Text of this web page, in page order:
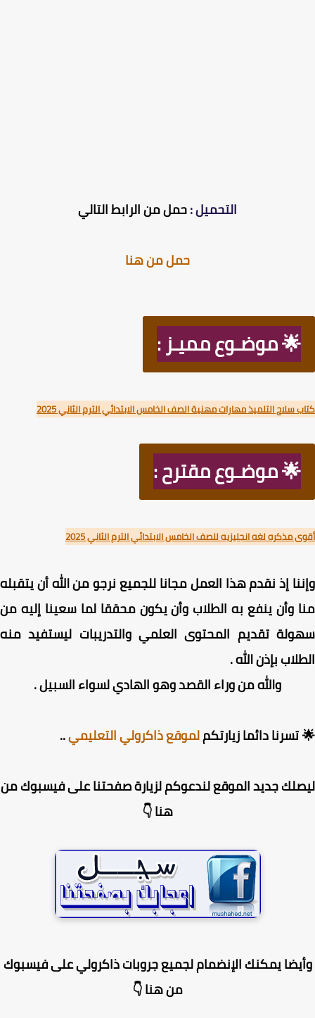
التحميل :حمل من الرابط التالي
حمل من هنا
🌟 موضـوع مميـز :
سلاح التلميذ مهارات مهنية الصف الخامس الابتدائي الترم الثاني 2025
🌟 موضـوع مقترح :
مذكره لغه انجليزيه للصف الخامس الابتدائي الترم الثاني 2025
إذ نقدم هذا العمل مجانا للجميع نرجو من الله أن يتقبله
وأن ينفع به الطلاب وأن يكون محققا لما سعينا إليه من
تقديم المحتوى العلمي والتدريبات ليستفيد منه
بإذن الله .
والله من وراء القصد وهو الهادي لسواء السبيل .
تسرنا دائما زيارتكملموقع ذاكرولي التعليمي..
جديد الموقع لندعوكم لزيارة صفحتنا على فيسبوك من
هنا 👇
يمكنك الإنضمام لجميع جروبات ذاكرولي على فيسبوك
من هنا 👇